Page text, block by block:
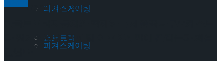
피겨스케이팅
쇼트트랙
Trending Tags
피겨스케이팅
라 정기연주회, 팬데믹 이후 2년 만에 관객들과 처음